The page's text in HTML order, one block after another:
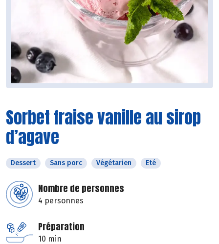
Sorbet fraise vanille au sirop
d’agave
Dessert Sans porc Végétarien Eté
Nombre de personnes
4 personnes
Préparation
10 min